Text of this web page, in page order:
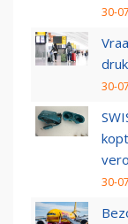
30-
30-
30-